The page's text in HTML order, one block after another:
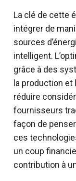
La clé de cette
intégrer de
sources
intelligent.
grâce à des
la production et
réduire
fournisseurs
façon de
ces
un coup
contribution à